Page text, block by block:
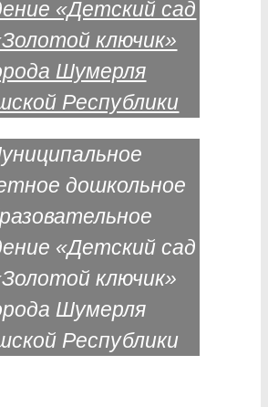
дошкольное
«Детский сад
ключик»
Шумерля
Республики